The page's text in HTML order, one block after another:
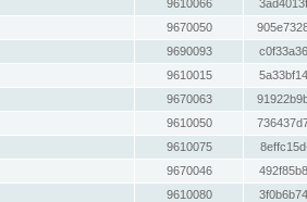
9610066
9670050
9690093
9610015
9670063
9610050
9610075
9670046
9610080